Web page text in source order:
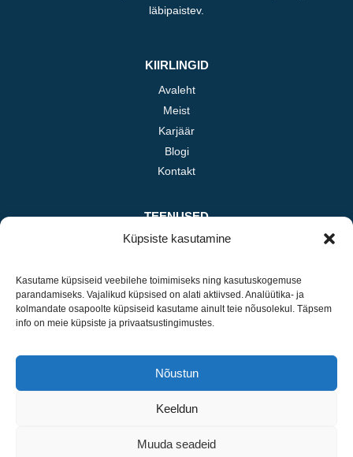
Küpsiste kasutamine
Kasutame küpsiseid veebilehe toimimiseks ning kasutuskogemuse
parandamiseks. Vajalikud küpsised on alati aktiivsed. Analüütika- ja
kolmandate osapoolte küpsiseid kasutame ainult teie nõusolekul. Täpsem
info on meie küpsiste ja privaatsustingimustes.
Nõustun
Keeldun
Muuda seadeid
läbipaistev.
KIIRLINGID
Avaleht
Meist
Karjäär
Blogi
Kontakt
TEENUSED
Investeerimine
E-kaubandus
Põllumajandus